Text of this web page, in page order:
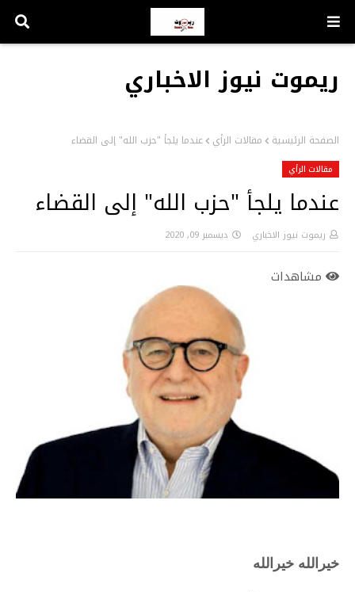
ريموت نيوز الاخباري
الصفحة الرئيسية مقالات الرأي عندما يلجأ "حزب الله" إلى القضاء
مقالات الرأي
عندما يلجأ "حزب الله" إلى القضاء
ريموت نيوز الاخباري ديسمبر 09, 2020
مشاهدات
خيرالله خيرالله